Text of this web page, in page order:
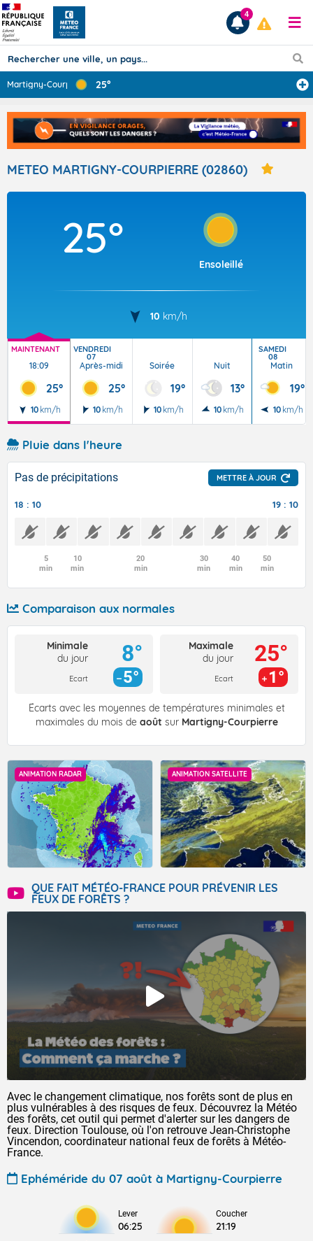
Prévisions
TOUS LES RÉSULTATS
Articles
4
Martigny-Courpi ... 25°
METEO MARTIGNY-COURPIERRE (02860)
25°
Ensoleillé
10 km/h
MAINTENANT
18:09
25°
10 km/h
VENDREDI
07
Après-midi
25°
10 km/h
Soirée
19°
10 km/h
Nuit
13°
10 km/h
SAMEDI
08
Matin
19°
10 km/h
Pluie dans l'heure
Pas de précipitations METTRE À JOUR
18 : 10 19 : 10
5
min
10
min
20
min
30
min
40
min
50
min
Comparaison aux normales
Minimale
du jour
Ecart
8°
5°
Maximale
du jour
Ecart
25°
1°
Écarts avec les moyennes de températures minimales et
maximales du mois de août sur Martigny-Courpierre
ANIMATION RADAR ANIMATION SATELLITE
QUE FAIT MÉTÉO-FRANCE POUR PRÉVENIR LES
FEUX DE FORÊTS ?
Avec le changement climatique, nos forêts sont de plus en
plus vulnérables à des risques de feux. Découvrez la Météo
des forêts, cet outil qui permet d'alerter sur les dangers de
feux. Direction Toulouse, où l'on retrouve Jean-Christophe
Vincendon, coordinateur national feux de forêts à Météo-
France.
Ephéméride du 07 août à Martigny-Courpierre
Lever
06:25
Coucher
21:19